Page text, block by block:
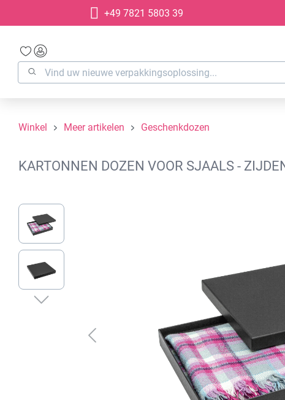
Ga naar de hoofdnavigatie
+49 7821 5803 39
Winkel Meer artikelen Geschenkdozen
KARTONNEN DOZEN VOOR SJAALS -
Afbeeldingengalerij overslaan